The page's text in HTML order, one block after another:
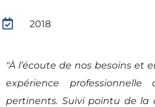
2018
"À l’écoute de nos besoins et
expérience professionnelle
pertinents. Suivi pointu de la